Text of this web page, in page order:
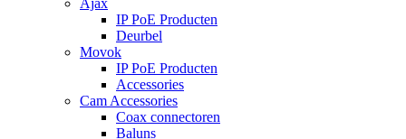
Ajax
IP PoE Producten
Deurbel
Movok
IP PoE Producten
Accessories
Cam Accessories
Coax connectoren
Baluns